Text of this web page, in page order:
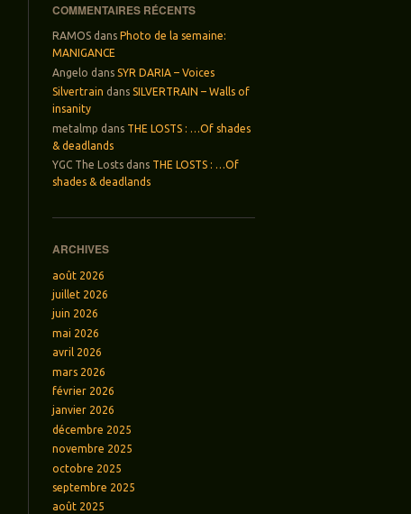
COMMENTAIRES RÉCENTS
RAMOS dans Photo de la semaine:
MANIGANCE
Angelo dansSYR DARIA – Voices
Silvertrain dansSILVERTRAIN – Walls of
insanity
metalmp dans THE LOSTS : …Of shades
& deadlands
YGC The Losts dans THE LOSTS : …Of
shades & deadlands
ARCHIVES
août 2026
juillet 2026
juin 2026
mai 2026
avril 2026
mars 2026
février 2026
janvier 2026
décembre 2025
novembre 2025
octobre 2025
septembre 2025
août 2025